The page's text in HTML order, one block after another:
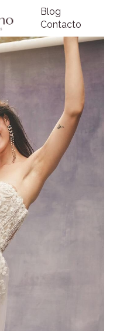
Blog
Contacto